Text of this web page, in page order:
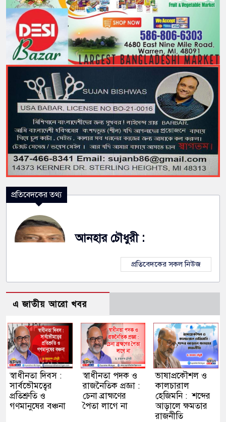
প্রতিবেদকের তথ্য
আনহার চৌধুরী :
প্রতিবেদকের সকল নিউজ
এ জাতীয় আরো খবর
স্বাধীনতা দিবস :
সার্বভৌমত্বের
প্রতিশ্রুতি ও
গণমানুষের বঞ্চনা
স্বাধীনতা পদক ও
রাজনৈতিক প্রজ্ঞা :
চেনা ব্রাহ্মণের
পৈতা লাগে না
ভাষাপ্রকৌশল ও
কালচারাল
হেজিমনি : শব্দের
আড়ালে ক্ষমতার
রাজনীতি